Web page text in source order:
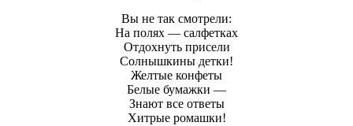
Вы не так смотрели:
На полях — салфетках
Отдохнуть присели
Солнышкины детки!
Желтые конфеты
Белые бумажки —
Знают все ответы
Хитрые ромашки!